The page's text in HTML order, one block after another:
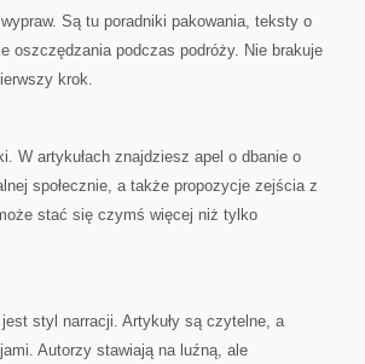
Są tu poradniki pakowania, teksty o
oszczędzania podczas podróży. Nie brakuje
krok.
W artykułach znajdziesz apel o dbanie o
społecznie, a także propozycje zejścia z
stać się czymś więcej niż tylko
styl narracji. Artykuły są czytelne, a
Autorzy stawiają na luźną, ale